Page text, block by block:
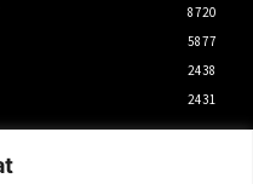
8720
5877
2438
2431